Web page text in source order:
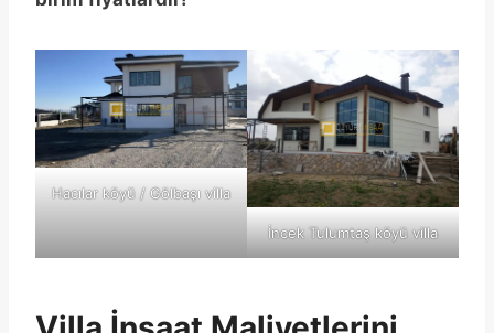
Hacılar köyü / Gölbaşı villa
İncek Tulumtaş köyü villa